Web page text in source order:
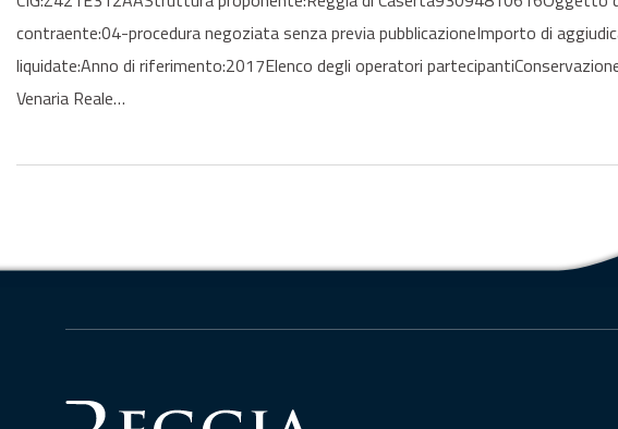
contraente:04-procedura negoziata senza previa pubblicazioneImporto di
liquidate:Anno di riferimento:2017Elenco degli operatori
Venaria Reale…